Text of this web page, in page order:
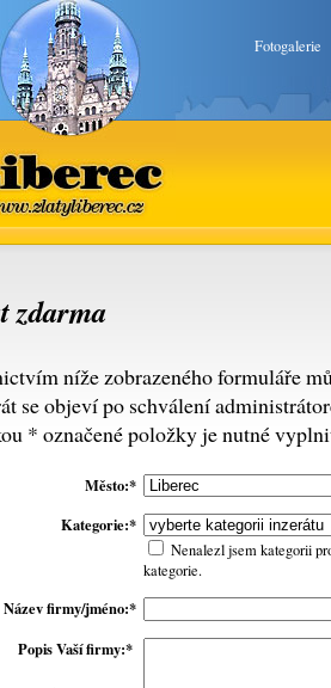
Fotogalerie
Liberec
zdarma
níže zobrazeného formuláře
se objeví po schválení
* označené položky je nutné
Město:*
Kategorie:*
Nenalezl jsem kategorii
kategorie.
Název firmy/jméno:*
Popis Vaší firmy:*